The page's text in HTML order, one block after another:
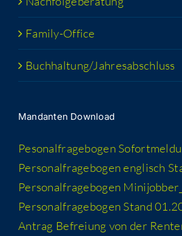
Fami­­ly-Office
Buchhaltung/​​Jahresabschluss
Man­dan­ten Download
Peso­nal­fra­ge­bo­gen
Per­so­nal­fra­ge­bo­gen eng­lisch
Per­so­nal­fra­ge­bo­gen
Per­so­nal­fra­ge­bo­gen Stand
Antrag Befrei­ung von der